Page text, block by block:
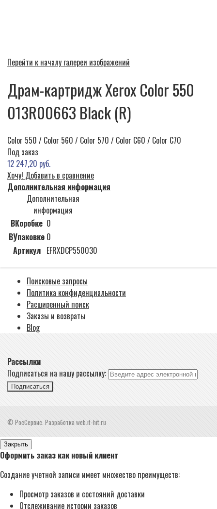
Перейти к началу галереи изображений
Драм-картридж Xerox Color 550
013R00663 Black (R)
Color 550 / Color 560 / Color 570 / Color C60 / Color C70
Под заказ
12 247,20 руб.
Хочу! Добавить в сравнение
Дополнительная информация
Дополнительная
информация
ВКоробке 0
ВУпаковке 0
Артикул EFRXDCP550030
Поисковые запросы
Политика конфиденциальности
Расширенный поиск
Заказы и возвраты
Blog
Рассылки
Подписаться на нашу рассылку:
Подписаться
© РосСервис. Разработка web.it-hit.ru
Закрыть
Оформить заказ как новый клиент
Создание учетной записи имеет множество преимуществ:
Просмотр заказов и состояний доставки
Отслеживание истории заказов